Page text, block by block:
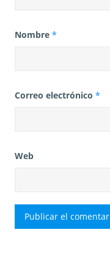
Nombre *
Correo electrónico *
Web